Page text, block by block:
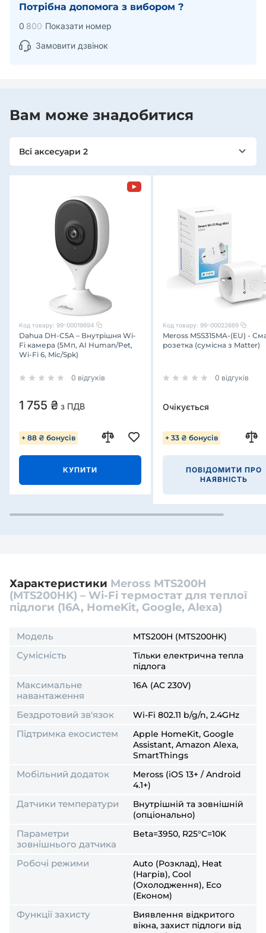
Потрібна допомога з вибором ?
0 800 Показати номер
Замовити дзвінок
Вам може знадобитися
Всі аксесуари 2
Код товару: 99-00019694
Dahua DH-C5A – Внутрішня Wi-
Fi камера (5Мп, AI Human/Pet,
Wi-Fi 6, Mic/Spk)
0 відгуків
1 755 ₴ з ПДВ
+ 88 ₴ бонусів
КУПИТИ
Код товару: 99-00022669
Meross MSS315MA-(EU) -
розетка (сумісна з Matter)
0 відгуків
Очікується
+ 33 ₴ бонусів
ПОВІДОМИТИ ПРО
НАЯВНІСТЬ
Характеристики Meross MTS200H
(MTS200HK) – Wi-Fi термостат для теплої
підлоги (16A, HomeKit, Google, Alexa)
Модель MTS200H (MTS200HK)
Сумісність
Тільки електрична тепла
підлога
Максимальне
навантаження
16А (AC 230V)
Бездротовий зв'язок Wi-Fi 802.11 b/g/n, 2.4GHz
Підтримка екосистем
Apple HomeKit, Google
Assistant, Amazon Alexa,
SmartThings
Мобільний додаток
Meross (iOS 13+ / Android
4.1+)
Датчики температури
Внутрішній та зовнішній
(опціонально)
Параметри
зовнішнього датчика
Beta=3950, R25°C=10K
Робочі режими
Auto (Розклад), Heat
(Нагрів), Cool
(Охолодження), Eco
(Економ)
Функції захисту
Виявлення відкритого
вікна, захист підлоги від